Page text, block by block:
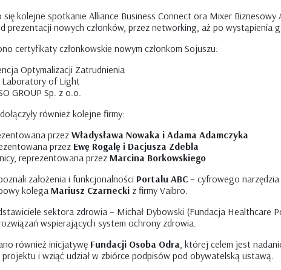
się kolejne spotkanie Alliance Business Connect ora Mixer
prezentacji nowych członków, przez networking, aż po wystąpienia
certyfikaty członkowskie nowym członkom Sojuszu:
Optymalizacji Zatrudnienia
Laboratory of Light
GROUP Sp. z o.o.
również kolejne firmy:
przez Władysława Nowaka i Adama Adamczyka
przez Ewę Rogalę i Dacjusza Zdebla
reprezentowana przezMarcina Borkowskiego
założenia i funkcjonalności Portalu ABC– cyfrowego narzędzia
kolega Mariusz Czarnecki z firmy Vaibro.
sektora zdrowia – Michał Dybowski (Fundacja Healthcare
wspierających system ochrony zdrowia.
również inicjatywę Fundacji Osoba Odra, której celem jest
i wziąć udział w zbiórce podpisów pod obywatelską ustawą.